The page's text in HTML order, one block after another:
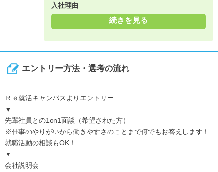
入社理由
続きを見る
エントリー方法・選考の流れ
Ｒｅ就活キャンパスよりエントリー
▼
先輩社員との1on1面談（希望された方）
※仕事のやりがいから働きやすさのことまで何でもお答えします！
就職活動の相談もOK！
▼
会社説明会